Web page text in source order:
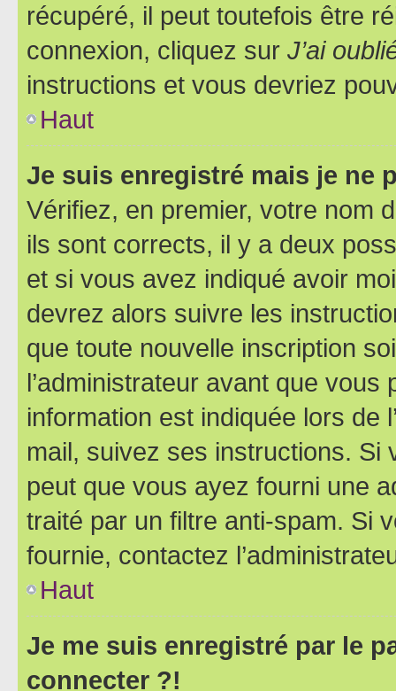
récupéré, il peut toutefois être
connexion, cliquez sur J’ai
instructions et vous devriez
Haut
Je suis enregistré mais je ne
Vérifiez, en premier, votre nom
ils sont corrects, il y a deux
et si vous avez indiqué avoir
devrez alors suivre les
que toute nouvelle inscription
l’administrateur avant que
information est indiquée lors de
mail, suivez ses instructions. Si
peut que vous ayez fourni une
traité par un filtre anti-spam. Si
fournie, contactez
Haut
Je me suis enregistré par le
connecter ?!